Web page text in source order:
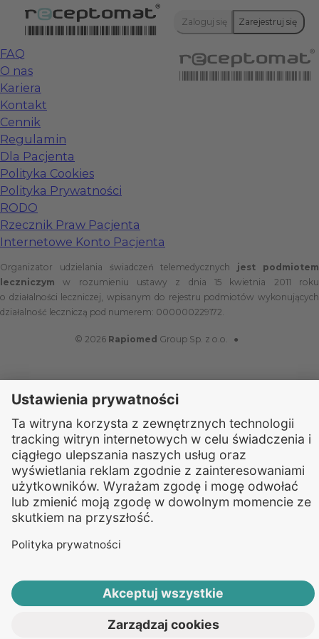
Zaloguj się Zarejestruj się
FAQ
O nas
Kariera
Kontakt
Cennik
Regulamin
Dla Pacjenta
Polityka Cookies
Polityka Prywatności
RODO
Rzecznik Praw Pacjenta
Internetowe Konto Pacjenta
Organizator udzielania świadczeń telemedycznych jest podmiotem
leczniczym w rozumieniu ustawy z dnia 15 kwietnia 2011 roku
o działalności leczniczej, wpisanym do rejestru podmiotów wykonujących
działalność leczniczą pod numerem: 000000229172.
© 2026 Rapiomed Group Sp. z o.o. ●